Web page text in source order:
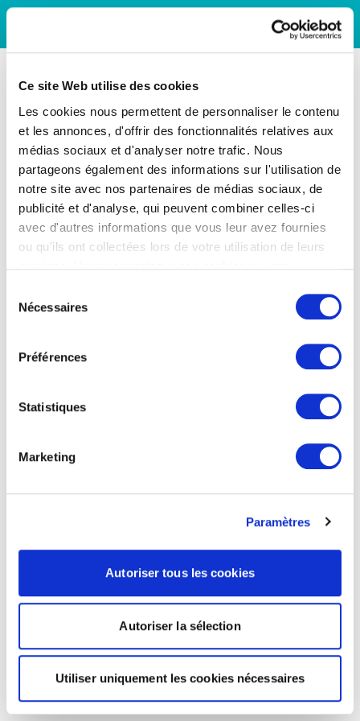
Ce site Web utilise des cookies
Les cookies nous permettent de personnaliser le contenu
et les annonces, d'offrir des fonctionnalités relatives aux
médias sociaux et d'analyser notre trafic. Nous
partageons également des informations sur l'utilisation de
notre site avec nos partenaires de médias sociaux, de
publicité et d'analyse, qui peuvent combiner celles-ci
avec d'autres informations que vous leur avez fournies
ou qu'ils ont collectées lors de votre utilisation de leurs
Nécessaires
Préférences
Statistiques
Marketing
Paramètres
Autoriser tous les cookies
Autoriser la sélection
Utiliser uniquement les cookies nécessaires